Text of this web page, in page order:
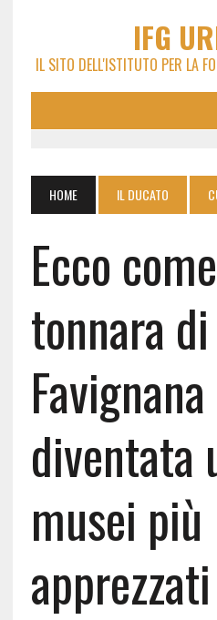
IFG
IL SITO DELL'ISTITUTO PER LA
HOME IL DUCATO
Ecco
tonnara di
diventata
musei più